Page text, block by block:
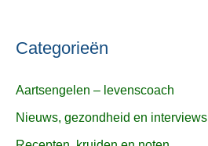
Categorieën
Aartsengelen – levenscoach
Nieuws, gezondheid en interviews